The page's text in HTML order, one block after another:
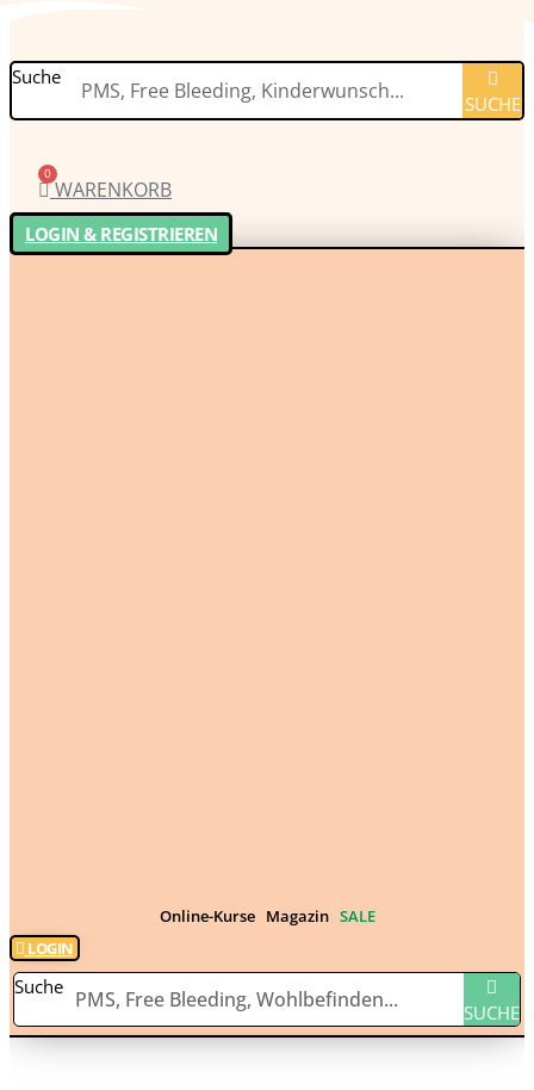
Suche
SUCHE
0
WARENKORB
LOGIN & REGISTRIEREN
Online-Kurse Magazin SALE
LOGIN
Suche
SUCHE